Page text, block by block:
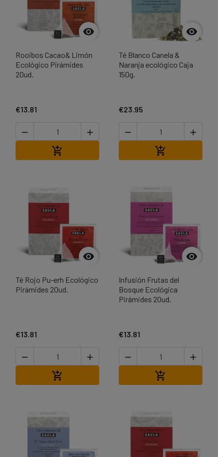

Rooibos Cacao& Limón
Ecológico Pirámides
20ud.
€13.81
 


Té Blanco Canela &
Naranja ecológico Caja
150g.
€23.95
 


Té Rojo Pu-erh Ecológico
Pirámides 20ud.
€13.81
 


Infusión Frutas del
Bosque Ecológica
Pirámides 20ud.
€13.81
 
